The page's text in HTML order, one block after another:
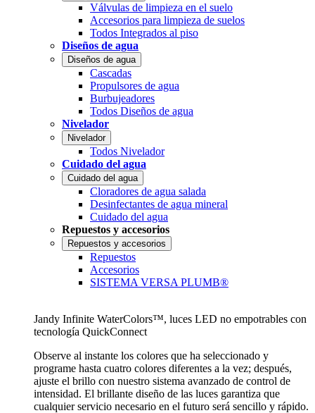
Válvulas de limpieza en el suelo
Accesorios para limpieza de suelos
Todos Integrados al piso
Diseños de agua
Diseños de agua
Cascadas
Propulsores de agua
Burbujeadores
Todos Diseños de agua
Nivelador
Nivelador
Todos Nivelador
Cuidado del agua
Cuidado del agua
Cloradores de agua salada
Desinfectantes de agua mineral
Cuidado del agua
Repuestos y accesorios
Repuestos y accesorios
Repuestos
Accesorios
SISTEMA VERSA PLUMB®
Jandy Infinite WaterColors™, luces LED no empotrables con
tecnología QuickConnect
Observe al instante los colores que ha seleccionado y
programe hasta cuatro colores diferentes a la vez; después,
ajuste el brillo con nuestro sistema avanzado de control de
intensidad. El brillante diseño de las luces garantiza que
cualquier servicio necesario en el futuro será sencillo y rápido.